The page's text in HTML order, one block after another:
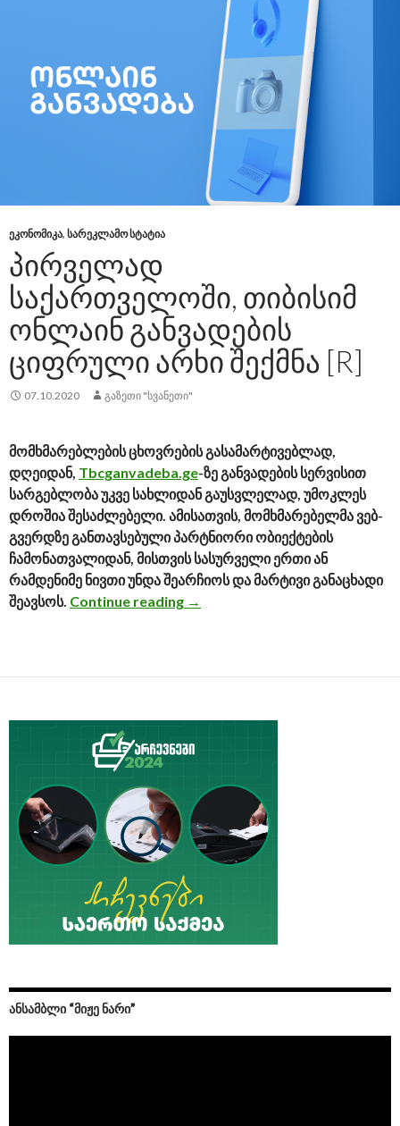
ᲔᲙᲝᲜᲝᲛᲘᲙᲐ, ᲡᲐᲠᲔᲙᲚᲐᲛᲝ ᲡᲢᲐᲢᲘᲐ
ᲞᲘᲠᲕᲔᲚᲐᲓ
ᲡᲐᲥᲐᲠᲗᲕᲔᲚᲝᲨᲘ, ᲗᲘᲑᲘᲡᲘᲛ
ᲝᲜᲚᲐᲘᲜ ᲒᲐᲜᲕᲐᲓᲔᲑᲘᲡ
ᲪᲘᲤᲠᲣᲚᲘ ᲐᲠᲮᲘ ᲨᲔᲥᲛᲜᲐ [R]
07.10.2020 ᲒᲐᲖᲔᲗᲘ "ᲡᲕᲐᲜᲔᲗᲘ"
მომხმარებლების ცხოვრების გასამარტივებლად,
დღეიდან, Tbcganvadeba.ge-ზე განვადების სერვისით
სარგებლობა უკვე სახლიდან გაუსვლელად, უმოკლეს
დროშია შესაძლებელი. ამისათვის, მომხმარებელმა ვებ-
გვერდზე განთავსებული პარტნიორი ობიექტების
ჩამონათვალიდან, მისთვის სასურველი ერთი ან
რამდენიმე ნივთი უნდა შეარჩიოს და მარტივი განაცხადი
შეავსოს. Continue reading პირველად საქართველოში,
→
ᲐᲜᲡᲐᲛᲑᲚᲘ “ᲛᲘᲟᲔ ᲜᲐᲠᲘ”